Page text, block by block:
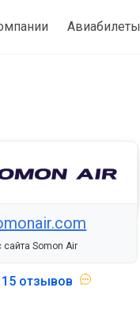
Авиабилеты
сайта Somon Air
15 отзывов